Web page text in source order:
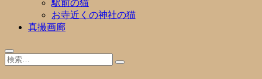
駅前の猫
お寺近くの神社の猫
真撮画廊